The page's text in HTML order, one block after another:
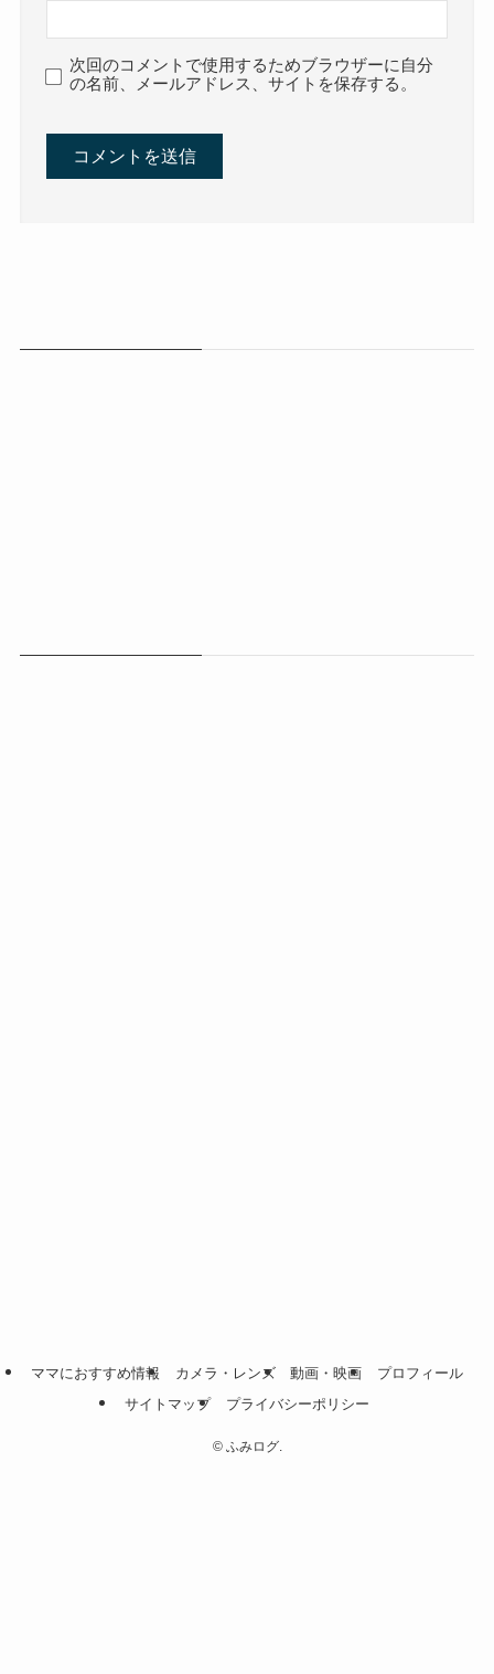
次回のコメントで使用するためブラウザーに自分
の名前、メールアドレス、サイトを保存する。
ママにおすすめ情報 カメラ・レンズ 動画・映画
プロフィール
サイトマップ
プライバシーポリシー
©ふみログ.